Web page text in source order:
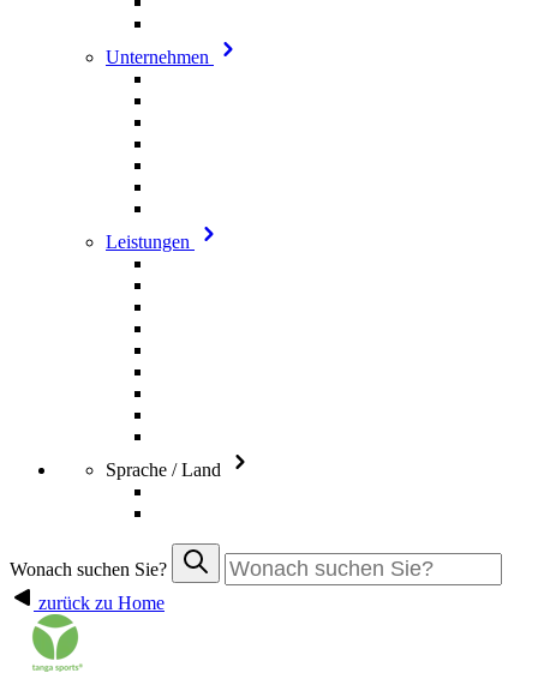
Unternehmen
Leistungen
Sprache / Land
Wonach suchen Sie?
zurück zu Home